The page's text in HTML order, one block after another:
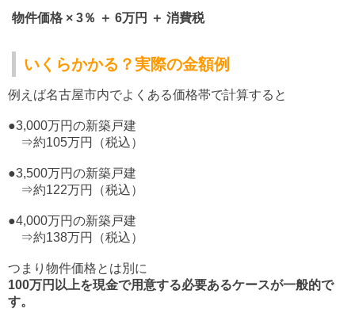
物件価格 × 3％ ＋ 6万円 ＋ 消費税
いくらかかる？実際の金額例
例えば名古屋市内でよくある価格帯で計算すると
●3,000万円の新築戸建
⇒約105万円（税込）
●3,500万円の新築戸建
⇒約122万円（税込）
●4,000万円の新築戸建
⇒約138万円（税込）
つまり物件価格とは別に
100万円以上を現金で用意する必要あるケースが一般的で
す。